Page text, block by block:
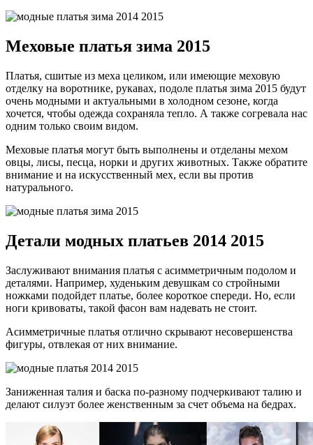
Меховые платья зима 2015
Платья, сшитые из меха целиком, или имеющие меховую
отделку на воротнике, рукавах, подоле платья зима 2015 будут
очень модными и актуальными в холодном сезоне, когда
хочется, чтобы одежда сохраняла тепло. А также согревала нас
одним только своим видом.
Меховые платья могут быть выполнены и отделаны мехом
овцы, лисы, песца, норки и других животных. Также обратите
внимание и на искусственный мех, если вы против
натурального.
Детали модных платьев 2014 2015
Заслуживают внимания платья с асимметричным подолом и
деталями. Например, худеньким девушкам со стройными
ножками подойдет платье, более короткое спереди. Но, если
ноги кривоваты, такой фасон вам надевать не стоит.
Асимметричные платья отлично скрывают несовершенства
фигуры, отвлекая от них внимание.
Заниженная талия и баска по-разному подчеркивают талию и
делают силуэт более женственным за счет объема на бедрах.